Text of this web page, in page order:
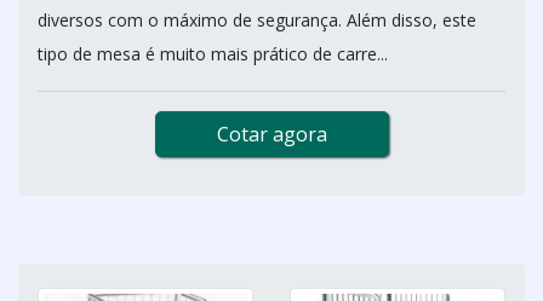
diversos com o máximo de segurança. Além disso, este
tipo de mesa é muito mais prático de carre...
Cotar agora